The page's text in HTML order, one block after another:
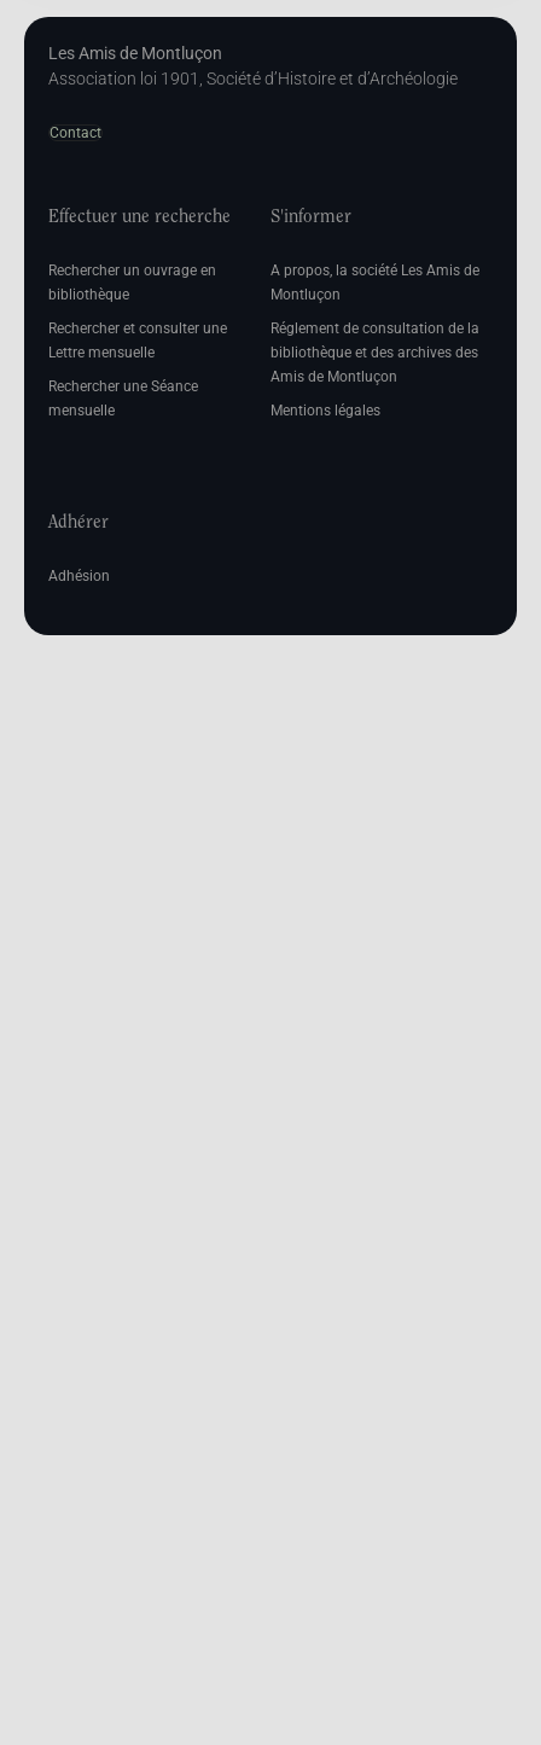
Les Amis de Montluçon
Association loi 1901, Société d’Histoire et d’Archéologie
Contact
Effectuer une recherche
Rechercher un ouvrage en
bibliothèque
Rechercher et consulter une
Lettre mensuelle
Rechercher une Séance
mensuelle
S'informer
A propos, la société Les Amis de
Montluçon
Réglement de consultation de la
bibliothèque et des archives des
Amis de Montluçon
Mentions légales
Adhérer
Adhésion